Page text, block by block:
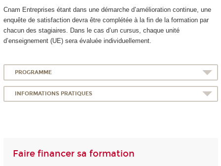
Cnam Entreprises étant dans une démarche d’amélioration continue, une
enquête de satisfaction devra être complétée à la fin de la formation par
chacun des stagiaires. Dans le cas d’un cursus, chaque unité
d’enseignement (UE) sera évaluée individuellement.
PROGRAMME
INFORMATIONS PRATIQUES
Faire financer sa formation